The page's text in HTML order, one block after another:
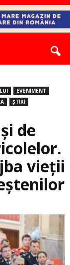
EVENIMENT
ȘTIRI
de
vieţii